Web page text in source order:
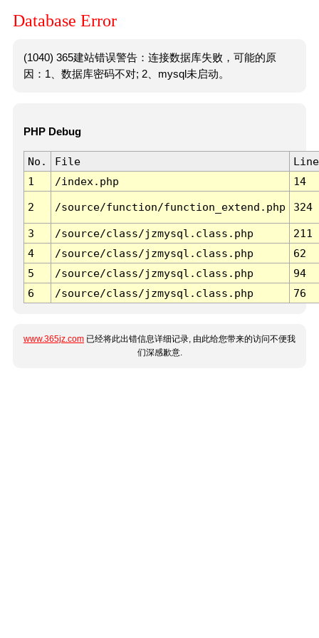
Database Error
(1040) 365建站错误警告：连接数据库失败，可能的原
因：1、数据库密码不对; 2、mysql未启动。
PHP Debug
No. File
Line
1
/index.php 14
2 /source/function/function_extend.php 324
3 /source/class/jzmysql.class.php
211
4
/source/class/jzmysql.class.php
62
5
/source/class/jzmysql.class.php
94
6
/source/class/jzmysql.class.php 76
www.365jz.com 已经将此出错信息详细记录, 由此给您带来的访问不便我
们深感歉意.